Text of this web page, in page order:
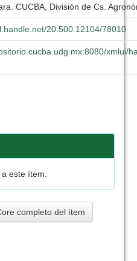
CUCBA, División de Cs.
20.500.12104/78010
xmlui/
este ítem.
completo del ítem